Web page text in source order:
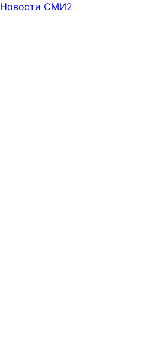
Новости СМИ2